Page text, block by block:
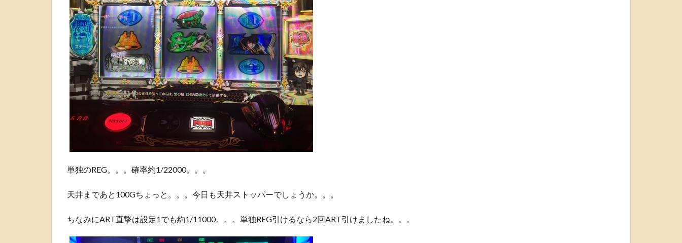
単独のREG。。。確率約1/22000。。。
天井まであと100Gちょっと。。。今日も天井ストッパーでしょうか。。。
ちなみにART直撃は設定1でも約1/11000。。。単独REG引けるなら2回ART引けましたね。。。